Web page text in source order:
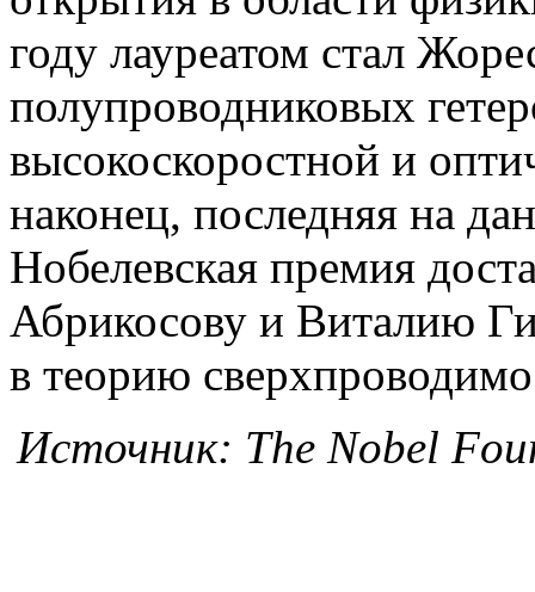
году лауреатом стал
полупроводниковых
высокоскоростной и
наконец, последняя на
Нобелевская премия
Абрикосову и Виталию
в теорию
Источник: The Nobel